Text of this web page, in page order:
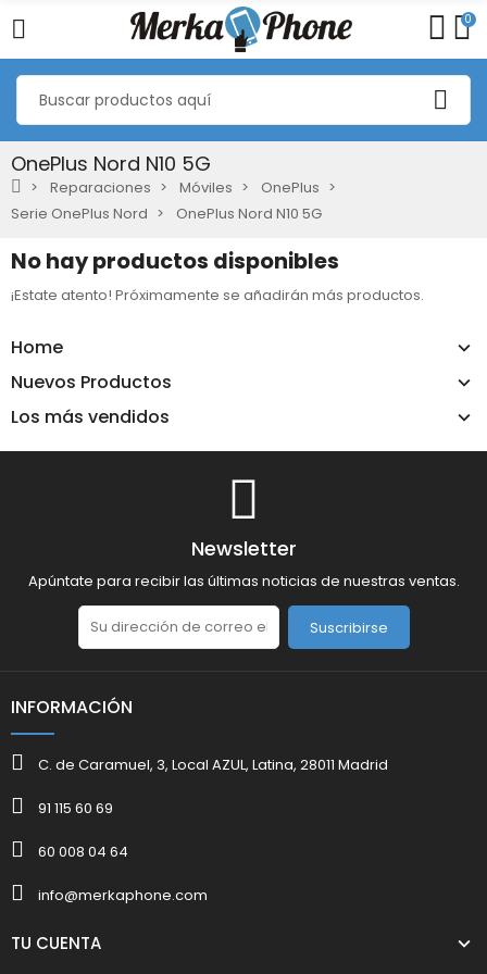
0
OnePlus Nord N10 5G
Reparaciones Móviles
OnePlus
Serie OnePlus Nord
OnePlus Nord N10 5G
Home
Nuevos Productos
Los más vendidos
No hay productos disponibles
¡Estate atento! Próximamente se añadirán más productos.
Newsletter
Apúntate para recibir las últimas noticias de nuestras ventas.
Suscribirse
INFORMACIÓN
C. de Caramuel, 3, Local AZUL, Latina, 28011 Madrid
91 115 60 69
60 008 04 64
info@merkaphone.com
TU CUENTA